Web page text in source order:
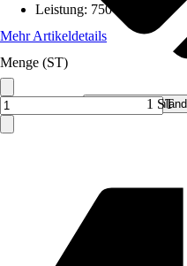
Verkauf durch: Hecht Deutschland
Leistung: 750 W
Mehr Artikeldetails
Menge (ST)
1 ST